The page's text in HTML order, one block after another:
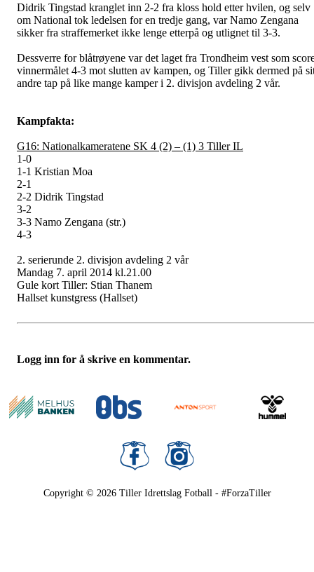
Didrik Tingstad kranglet inn 2-2 fra kloss hold etter hvilen, og selv
om National tok ledelsen for en tredje gang, var Namo Zengana
sikker fra straffemerket ikke lenge etterpå og utlignet til 3-3.
Dessverre for blåtrøyene var det laget fra Trondheim vest som
vinnermålet 4-3 mot slutten av kampen, og Tiller gikk dermed på
andre tap på like mange kamper i 2. divisjon avdeling 2 vår.
Kampfakta:
G16: Nationalkameratene SK 4 (2) – (1) 3 Tiller IL
1-0
1-1 Kristian Moa
2-1
2-2 Didrik Tingstad
3-2
3-3 Namo Zengana (str.)
4-3
2. serierunde 2. divisjon avdeling 2 vår
Mandag 7. april 2014 kl.21.00
Gule kort Tiller: Stian Thanem
Hallset kunstgress (Hallset)
Logg inn for å skrive en kommentar.
Copyright © 2026 Tiller Idrettslag Fotball - #ForzaTiller